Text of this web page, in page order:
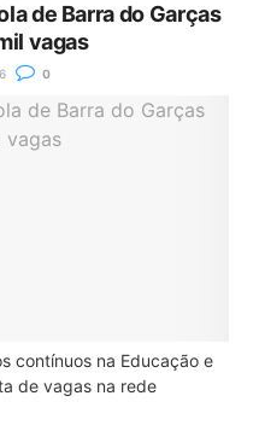
de Barra do Garças
vagas
0
contínuos na Educação e
de vagas na rede